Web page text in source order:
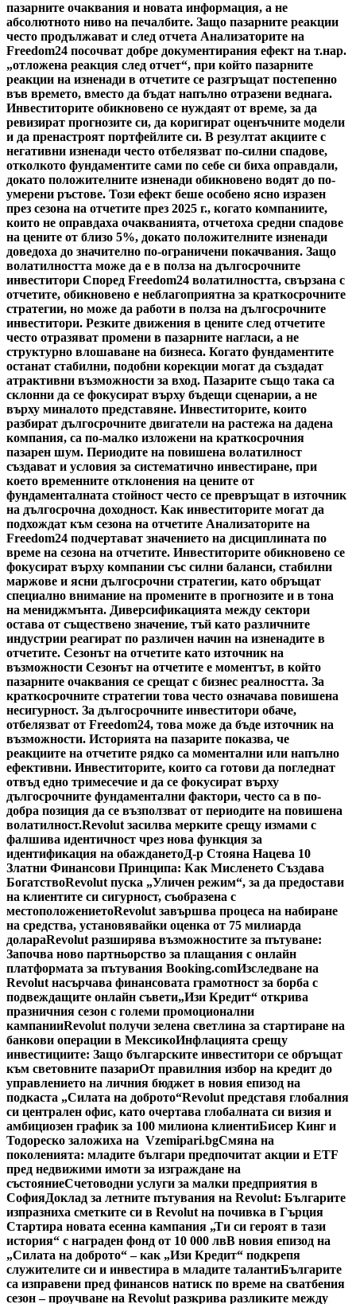
пазарните очаквания и новата информация, а не
абсолютното ниво на печалбите. Защо пазарните реакции
често продължават и след отчета Анализаторите на
Freedom24 посочват добре документирания ефект на т.нар.
„отложена реакция след отчет“, при който пазарните
реакции на изненади в отчетите се разгръщат постепенно
във времето, вместо да бъдат напълно отразени веднага.
Инвеститорите обикновено се нуждаят от време, за да
ревизират прогнозите си, да коригират оценъчните модели
и да пренастроят портфейлите си. В резултат акциите с
негативни изненади често отбелязват по-силни спадове,
отколкото фундаментите сами по себе си биха оправдали,
докато положителните изненади обикновено водят до по-
умерени ръстове. Този ефект беше особено ясно изразен
през сезона на отчетите през 2025 г., когато компаниите,
които не оправдаха очакванията, отчетоха средни спадове
на цените от близо 5%, докато положителните изненади
доведоха до значително по-ограничени покачвания. Защо
волатилността може да е в полза на дългосрочните
инвеститори Според Freedom24 волатилността, свързана с
отчетите, обикновено е неблагоприятна за краткосрочните
стратегии, но може да работи в полза на дългосрочните
инвеститори. Резките движения в цените след отчетите
често отразяват промени в пазарните нагласи, а не
структурно влошаване на бизнеса. Когато фундаментите
останат стабилни, подобни корекции могат да създадат
атрактивни възможности за вход. Пазарите също така са
склонни да се фокусират върху бъдещи сценарии, а не
върху миналото представяне. Инвеститорите, които
разбират дългосрочните двигатели на растежа на дадена
компания, са по-малко изложени на краткосрочния
пазарен шум. Периодите на повишена волатилност
създават и условия за систематично инвестиране, при
което временните отклонения на цените от
фундаменталната стойност често се превръщат в източник
на дългосрочна доходност. Как инвеститорите могат да
подхождат към сезона на отчетите Анализаторите на
Freedom24 подчертават значението на дисциплината по
време на сезона на отчетите. Инвеститорите обикновено се
фокусират върху компании със силни баланси, стабилни
маржове и ясни дългосрочни стратегии, като обръщат
специално внимание на промените в прогнозите и в тона
на мениджмънта. Диверсификацията между сектори
остава от съществено значение, тъй като различните
индустрии реагират по различен начин на изненадите в
отчетите. Сезонът на отчетите като източник на
възможности Сезонът на отчетите е моментът, в който
пазарните очаквания се срещат с бизнес реалността. За
краткосрочните стратегии това често означава повишена
несигурност. За дългосрочните инвеститори обаче,
отбелязват от Freedom24, това може да бъде източник на
възможности. Историята на пазарите показва, че
реакциите на отчетите рядко са моментални или напълно
ефективни. Инвеститорите, които са готови да погледнат
отвъд едно тримесечие и да се фокусират върху
дългосрочните фундаментални фактори, често са в по-
добра позиция да се възползват от периодите на повишена
волатилност.Revolut засилва мерките срещу измами с
фалшива идентичност чрез нова функция за
идентификация на обажданетоД-р Стояна Нацева 10
Златни Финансови Принципа: Как Мисленето Създава
БогатствоRevolut пуска „Уличен режим“, за да предостави
на клиентите си сигурност, съобразена с
местоположениетоRevolut завършва процеса на набиране
на средства, установявайки оценка от 75 милиарда
долараRevolut разширява възможностите за пътуване:
Започва ново партньорство за плащания с онлайн
платформата за пътувания Booking.comИзследване на
Revolut насърчава финансовата грамотност за борба с
подвеждащите онлайн съвети„Изи Кредит“ открива
празничния сезон с големи промоционални
кампанииRevolut получи зелена светлина за стартиране на
банкови операции в МексикоИнфлацията срещу
инвестициите: Защо българските инвеститори се обръщат
към световните пазариОт правилния избор на кредит до
управлението на личния бюджет в новия епизод на
подкаста „Силата на доброто“Revolut представя глобалния
си централен офис, като очертава глобалната си визия и
амбициозен график за 100 милиона клиентиБисер Кинг и
Тодореско заложиха на Vzemipari.bgСмяна на
поколенията: младите българи предпочитат акции и ETF
пред недвижими имоти за изграждане на
състояниеСчетоводни услуги за малки предприятия в
СофияДоклад за летните пътувания на Revolut: Българите
изпразниха сметките си в Revolut на почивка в Гърция
Стартира новата есенна кампания „Ти си героят в тази
история“ с награден фонд от 10 000 лвВ новия епизод на
„Силата на доброто“ – как „Изи Кредит“ подкрепя
служителите си и инвестира в младите талантиБългарите
са изправени пред финансов натиск по време на сватбения
сезон – проучване на Revolut разкрива разликите между